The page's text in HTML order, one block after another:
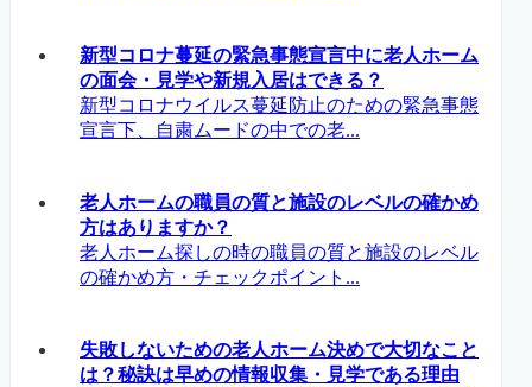
新型コロナ蔓延の緊急事態宣言中に老人ホーム
の面会・見学や新規入居はできる？
新型コロナウイルス蔓延防止のための緊急事態
宣言下、自粛ムードの中での老...
老人ホームの職員の質と施設のレベルの確かめ
方はありますか？
老人ホーム探しの時の職員の質と施設のレベル
の確かめ方・チェックポイント...
失敗しないための老人ホーム決めで大切なこと
は？秘訣は早めの情報収集・見学である理由